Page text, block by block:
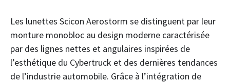
Les lunettes Scicon Aerostorm se distinguent par leur
monture monobloc au design moderne caractérisée
par des lignes nettes et angulaires inspirées de
l’esthétique du Cybertruck et des dernières tendances
de l’industrie automobile. Grâce à l’intégration de